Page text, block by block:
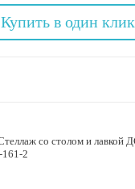
Купить в один клик